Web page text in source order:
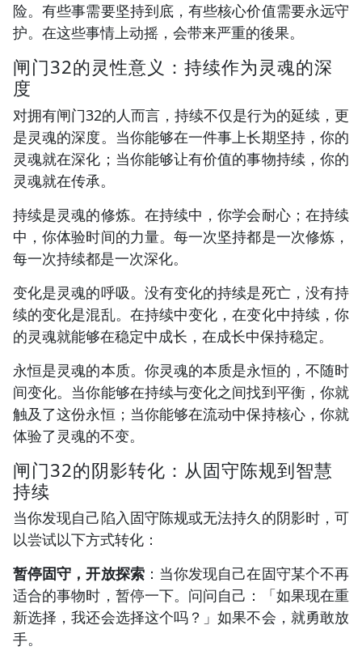
险。有些事需要坚持到底，有些核心价值需要永远守
护。在这些事情上动摇，会带来严重的後果。
闸门32的灵性意义：持续作为灵魂的深
度
对拥有闸门32的人而言，持续不仅是行为的延续，更
是灵魂的深度。当你能够在一件事上长期坚持，你的
灵魂就在深化；当你能够让有价值的事物持续，你的
灵魂就在传承。
持续是灵魂的修炼。在持续中，你学会耐心；在持续
中，你体验时间的力量。每一次坚持都是一次修炼，
每一次持续都是一次深化。
变化是灵魂的呼吸。没有变化的持续是死亡，没有持
续的变化是混乱。在持续中变化，在变化中持续，你
的灵魂就能够在稳定中成长，在成长中保持稳定。
永恒是灵魂的本质。你灵魂的本质是永恒的，不随时
间变化。当你能够在持续与变化之间找到平衡，你就
触及了这份永恒；当你能够在流动中保持核心，你就
体验了灵魂的不变。
闸门32的阴影转化：从固守陈规到智慧
持续
当你发现自己陷入固守陈规或无法持久的阴影时，可
以尝试以下方式转化：
暂停固守，开放探索：当你发现自己在固守某个不再
适合的事物时，暂停一下。问问自己：「如果现在重
新选择，我还会选择这个吗？」如果不会，就勇敢放
手。